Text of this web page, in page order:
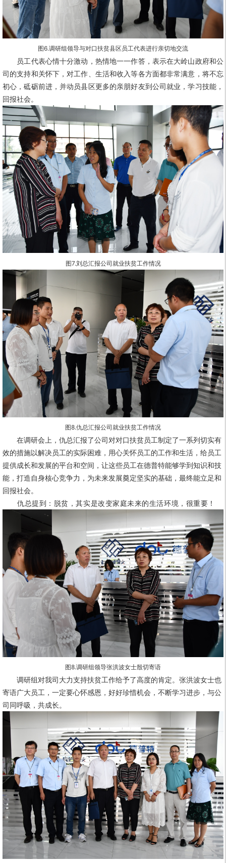
图6.调研组领导与对口扶贫县区员工代表进行亲切地交流
员工代表心情十分激动，热情地一一作答，表示在大岭山政府和公
司的支持和关怀下，对工作、生活和收入等各方面都非常满意，将不忘
初心，砥砺前进，并动员县区更多的亲朋好友到公司就业，学习技能，
回报社会。
图7.刘总汇报公司就业扶贫工作情况
图8.仇总汇报公司就业扶贫工作情况
在调研会上，仇总汇报了公司对对口扶贫员工制定了一系列切实有
效的措施以解决员工的实际困难，用心关怀员工的工作和生活，给员工
提供成长和发展的平台和空间，让这些员工在德普特能够学到知识和技
能，打造自身核心竞争力，为未来发展奠定坚实的基础，最终能立足和
回报社会。
仇总提到： 脱贫，其实是改变家庭未来的生活环境，很重要！
图8.调研组领导张洪波女士殷切寄语
调研组对我司大力支持扶贫工作给予了高度的肯定。张洪波女士也
寄语广大员工，一定要心怀感恩，好好珍惜机会，不断学习进步，与公
司同呼吸，共成长。